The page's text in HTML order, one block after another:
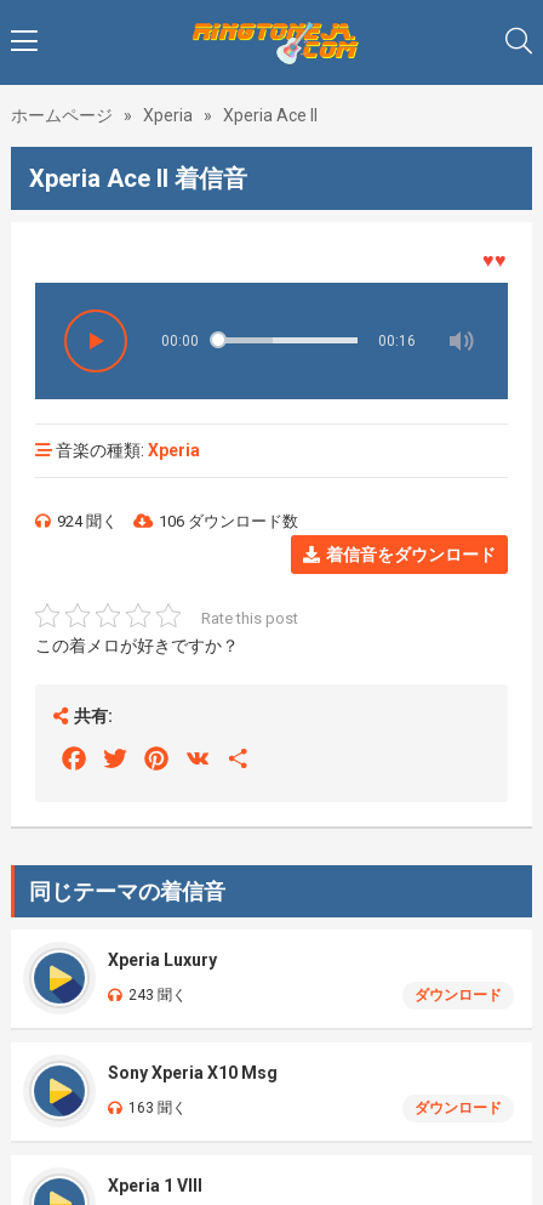
ホームページ » Xperia » Xperia Ace II
Xperia Ace II 着信音
♥♥♥着メ
00:00 00:16
音楽の種類: Xperia
924 聞く 106 ダウンロード数
着信音をダウンロード
Rate this post
この着メロが好きですか？
共有:
FacebookTwitterPinterest
VK
同じテーマの着信音
Xperia Luxury
243 聞く ダウンロード
Sony Xperia X10 Msg
163 聞く ダウンロード
Xperia 1 VIII